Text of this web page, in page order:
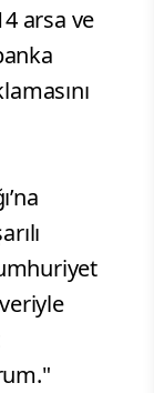
arsa ve